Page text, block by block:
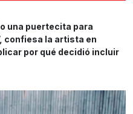
una puertecita para
confiesa la artista en
por qué decidió incluir